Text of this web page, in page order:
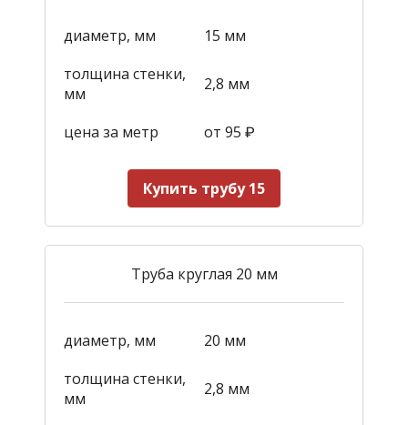
диаметр, мм
15 мм
толщина стенки,
мм
2,8 мм
цена за метр от 95 ₽
Купить трубу 15
Труба круглая 20 мм
диаметр, мм
20 мм
толщина стенки,
мм
2,8 мм